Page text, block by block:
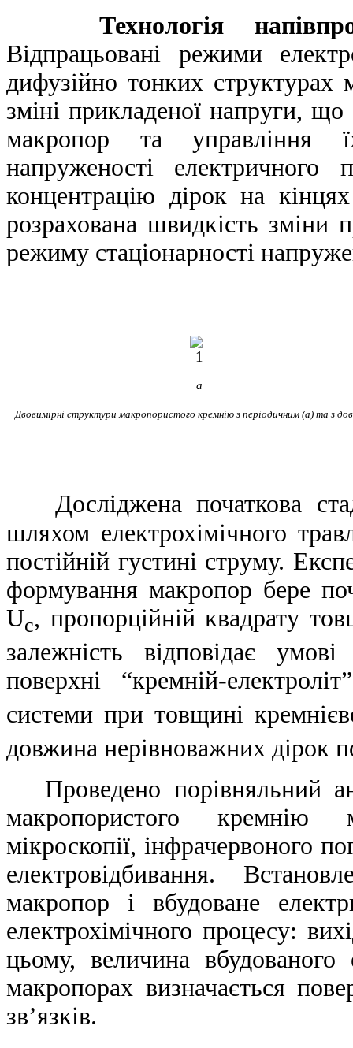
Технологія
Відпрацьовані режими
дифузійно тонких структурах
зміні прикладеної напруги,
макропор та управління
напруженості електричного
концентрацію дірок на
розрахована швидкість зміни
режиму стаціонарності
а
Двовимірні структури макропористого кремнію з періодичним (а) та з
Досліджена початкова
шляхом електрохімічного
постійній густині струму.
формування макропор бере
Uc, пропорційній квадрату
залежність відповідає
поверхні “кремній-
системи при товщині
довжина нерівноважних дірок
Проведено порівняльний
макропористого кремнію
мікроскопії, інфрачервоного
електровідбивання.
макропор і вбудоване
електрохімічного процесу:
цьому, величина
макропорах визначається
зв’язків.